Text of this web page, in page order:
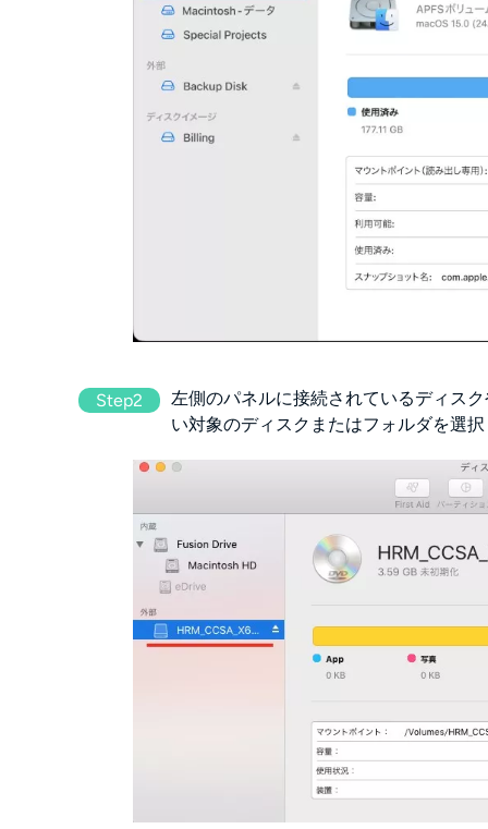
Step2
左側のパネルに接続されているディス
い対象のディスクまたはフォルダを選